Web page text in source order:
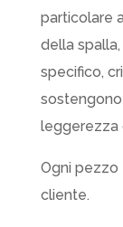
particolare
della
specifico,
leggerezza
Ogni pezzo
cliente.